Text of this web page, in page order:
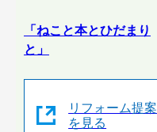
「ねこと本とひだまり
と」
リフォーム提案
を見る